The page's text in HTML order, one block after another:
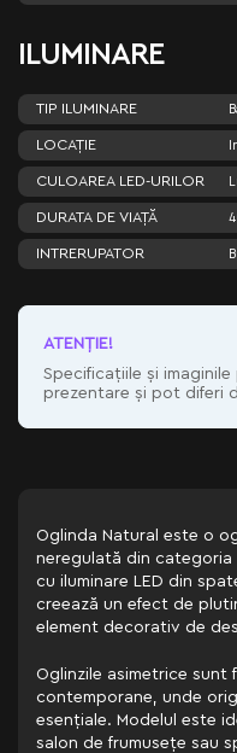
ILUMINARE
TIP ILUMINARE
LOCAȚIE
CULOAREA LED-URILOR
DURATA DE VIAȚĂ
INTRERUPATOR
ATENŢIE!
Specificațiile și
prezentare și pot diferi
Oglinda Natural este o
neregulată din categoria
cu iluminare LED din
creează un efect de
element decorativ de
Oglinzile asimetrice sunt
contemporane, unde
esențiale. Modelul este
salon de frumusețe sau